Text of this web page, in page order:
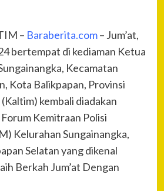
– Baraberita.com– Jum’at,
bertempat di kediaman Ketua
Kecamatan
Kota Balikpapan, Provinsi
kembali diadakan
Kemitraan Polisi
Kelurahan Sungainangka,
Selatan yang dikenal
Berkah Jum’at Dengan